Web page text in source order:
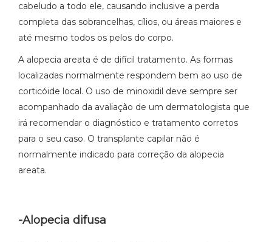
cabeludo a todo ele, causando inclusive a perda
completa das sobrancelhas, cílios, ou áreas maiores e
até mesmo todos os pelos do corpo.
A alopecia areata é de difícil tratamento. As formas
localizadas normalmente respondem bem ao uso de
corticóide local. O uso de minoxidil deve sempre ser
acompanhado da avaliação de um dermatologista que
irá recomendar o diagnóstico e tratamento corretos
para o seu caso. O transplante capilar não é
normalmente indicado para correção da alopecia
areata.
-Alopecia difusa